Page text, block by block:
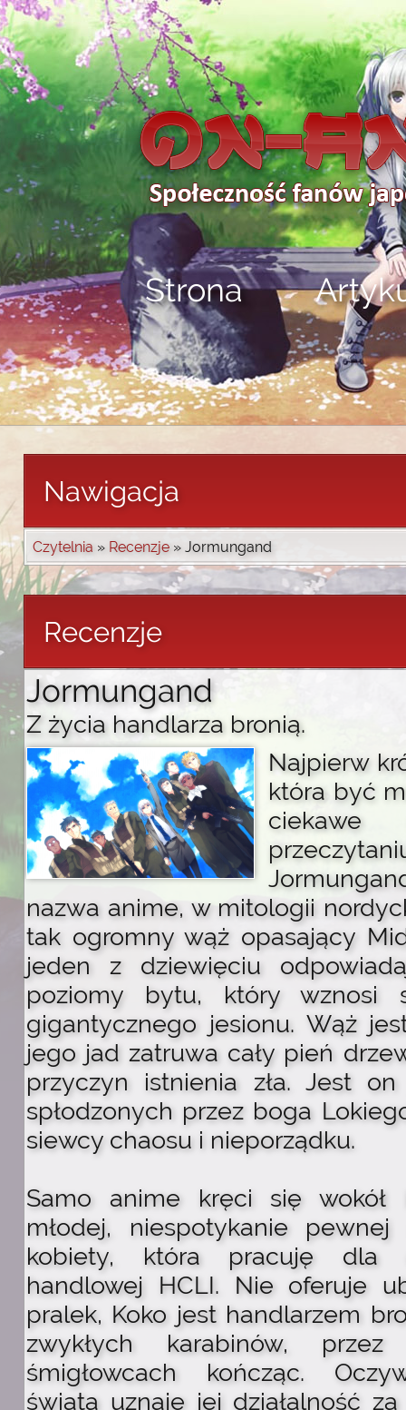
Strona
Nawigacja
Czytelnia » Recenzje » Jormungand
Recenzje
Jormungand
Z życia handlarza bronią.
Najpierw
która być
ciekawe
nazwa anime, w mitologii
tak ogromny wąż opasający
jeden z dziewięciu
poziomy bytu, który wznosi
gigantycznego jesionu. Wąż
jego jad zatruwa cały pień
przyczyn istnienia zła. Jest
spłodzonych przez boga
siewcy chaosu i nieporządku.
Samo anime kręci się wokół
młodej, niespotykanie
kobiety, która pracuję dla
handlowej HCLI. Nie oferuje
pralek, Koko jest handlarzem
zwykłych karabinów,
śmigłowcach kończąc.
świata uznaje jej działalność